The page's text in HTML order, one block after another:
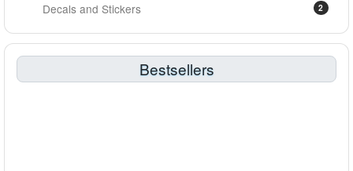
2
Decals and Stickers
Bestsellers